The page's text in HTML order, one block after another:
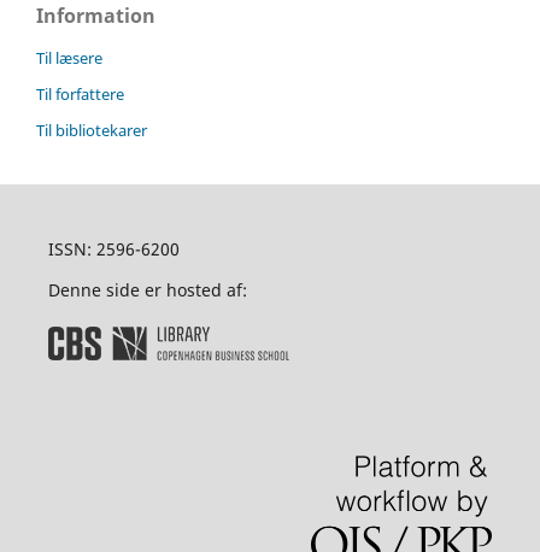
Information
Til læsere
Til forfattere
Til bibliotekarer
ISSN: 2596-6200
Denne side er hosted af: